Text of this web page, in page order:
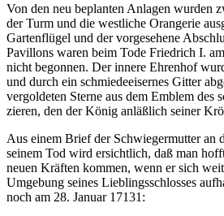
Von den neu beplanten Anlagen wurden
der Turm und die westliche Orangerie
Gartenflügel und der vorgesehene
Pavillons waren beim Tode Friedrich I.
nicht begonnen. Der innere Ehrenhof
und durch ein schmiedeeisernes Gitter
vergoldeten Sterne aus dem Emblem des
zieren, den der König anläßlich seiner
Aus einem Brief der Schwiegermutter an
seinem Tod wird ersichtlich, daß man
neuen Kräften kommen, wenn er sich
Umgebung seines Lieblingsschlosses
noch am 28. Januar 17131: